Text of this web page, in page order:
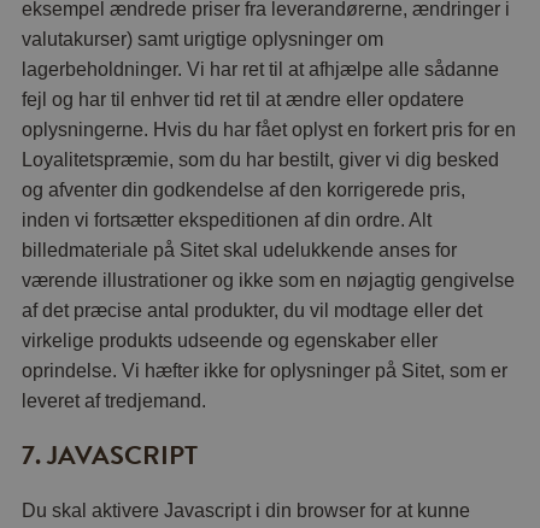
eksempel ændrede priser fra leverandørerne, ændringer i
valutakurser) samt urigtige oplysninger om
lagerbeholdninger. Vi har ret til at afhjælpe alle sådanne
fejl og har til enhver tid ret til at ændre eller opdatere
oplysningerne. Hvis du har fået oplyst en forkert pris for en
Loyalitetspræmie, som du har bestilt, giver vi dig besked
og afventer din godkendelse af den korrigerede pris,
inden vi fortsætter ekspeditionen af din ordre. Alt
billedmateriale på Sitet skal udelukkende anses for
værende illustrationer og ikke som en nøjagtig gengivelse
af det præcise antal produkter, du vil modtage eller det
virkelige produkts udseende og egenskaber eller
oprindelse. Vi hæfter ikke for oplysninger på Sitet, som er
leveret af tredjemand.
7. JAVASCRIPT
Du skal aktivere Javascript i din browser for at kunne